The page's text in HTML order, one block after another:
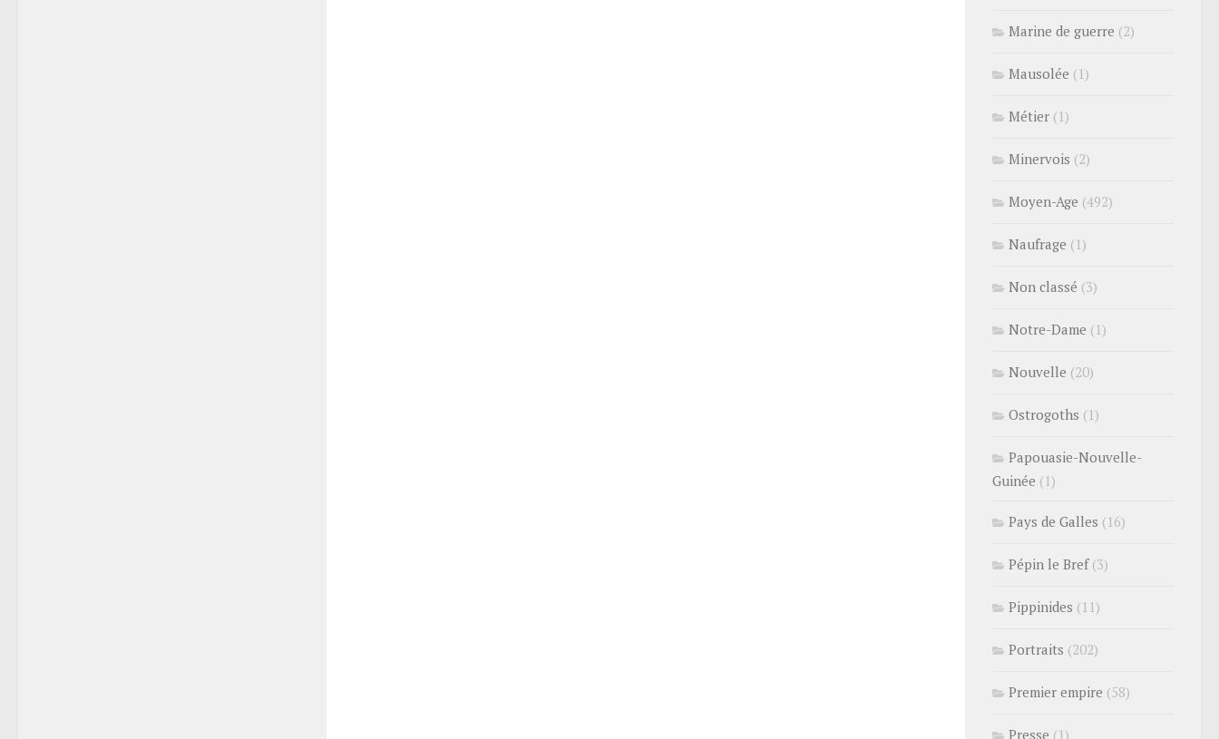
Marine de guerre (2)
Mausolée (1)
Métier (1)
Minervois (2)
Moyen-Age (492)
Naufrage (1)
Non classé (3)
Notre-Dame (1)
Nouvelle (20)
Ostrogoths (1)
Papouasie-Nouvelle-
Guinée (1)
Pays de Galles (16)
Pépin le Bref(3)
Pippinides (11)
Portraits (202)
Premier empire (58)
Presse (1)